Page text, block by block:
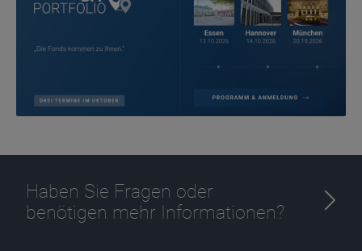
Haben Sie Fragen oder
benötigen mehr Informationen?
Name
CPref
Anbieter D&C